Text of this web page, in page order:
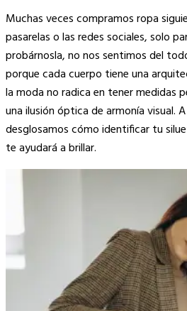
Muchas veces compramos ropa
pasarelas o las redes sociales, solo
probárnosla, no nos sentimos del
porque cada cuerpo tiene una
la moda no radica en tener medidas
una ilusión óptica de armonía visual.
desglosamos cómo identificar tu
te ayudará a brillar.